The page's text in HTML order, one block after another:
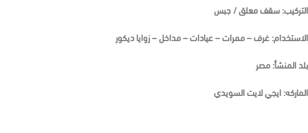
التركيب: سقف معلق / جبس
الاستخدام: غرف – ممرات – عيادات – مداخل – زوايا ديكور
بلد المنشأ: مصر
الماركه: ايجي لايت السويدي